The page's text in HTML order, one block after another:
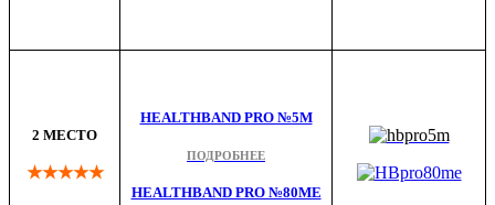
2 МЕСТО
★★★★★
HEALTHBAND PRO №5M
ПОДРОБНЕЕ
HEALTHBAND PRO №80ME